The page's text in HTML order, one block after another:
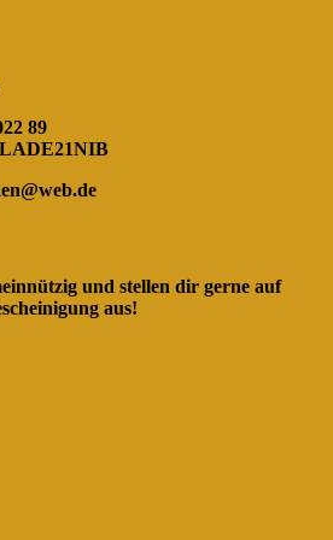
89
und stellen dir gerne auf
aus!